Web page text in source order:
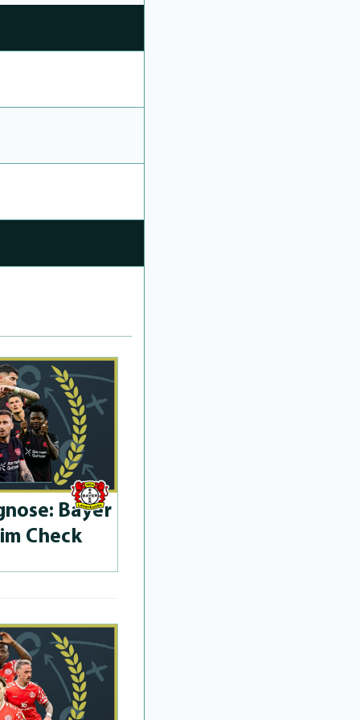
Bayer
Check